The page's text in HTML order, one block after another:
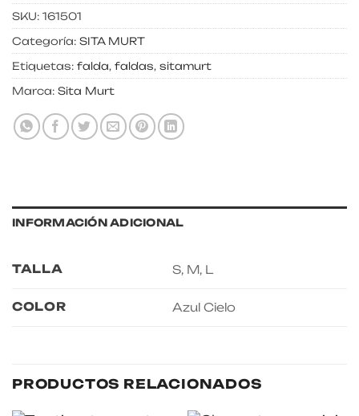
SKU: 161501
Categoría: SITA MURT
Etiquetas: falda, faldas, sitamurt
Marca: Sita Murt
INFORMACIÓN ADICIONAL
TALLA S, M, L
COLOR Azul Cielo
PRODUCTOS RELACIONADOS